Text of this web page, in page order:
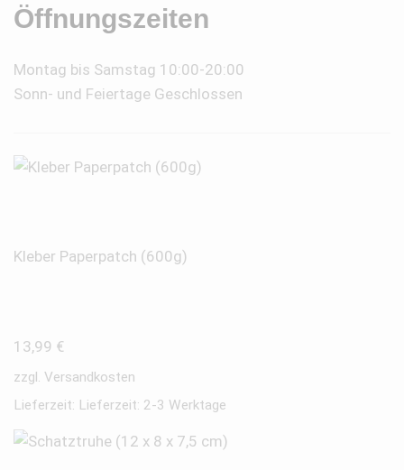
Öffnungszeiten
Montag bis Samstag 10:00-20:00
Sonn- und Feiertage Geschlossen
Kleber Paperpatch (600g)
13,99 €
zzgl. Versandkosten
Lieferzeit: Lieferzeit: 2-3 Werktage